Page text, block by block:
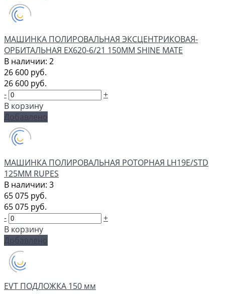
МАШИНКА ПОЛИРОВАЛЬНАЯ ЭКСЦЕНТРИКОВАЯ-
ОРБИТАЛЬНАЯ EX620-6/21 150ММ SHINE MATE
В наличии: 2
26 600 руб.
26 600 руб.
-
+
В корзину
Добавлено
МАШИНКА ПОЛИРОВАЛЬНАЯ РОТОРНАЯ LH19E/STD
125ММ RUPES
В наличии: 3
65 075 руб.
65 075 руб.
-
+
В корзину
Добавлено
EVT ПОДЛОЖКА 150 мм